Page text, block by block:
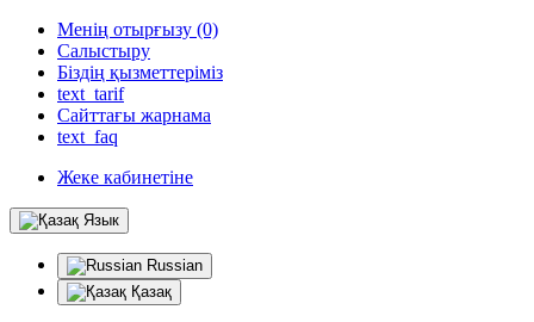
Менің отырғызу (0)
Салыстыру
Біздің қызметтеріміз
text_tarif
Сайттағы жарнама
text_faq
Жеке кабинетіне
Язык
Russian
Қазақ